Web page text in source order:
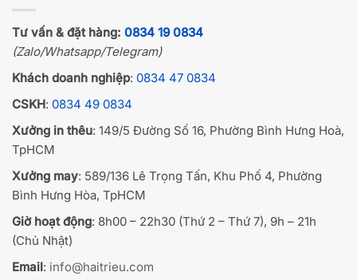
Tư vấn & đặt hàng: 0834 19 0834
(Zalo/Whatsapp/Telegram)
Khách doanh nghiệp: 0834 47 0834
CSKH: 0834 49 0834
Xưởng in thêu: 149/5 Đường Số 16, Phường Bình Hưng Hoà,
TpHCM
Xưởng may: 589/136 Lê Trọng Tấn, Khu Phố 4, Phường
Bình Hưng Hòa, TpHCM
Giờ hoạt động: 8h00 – 22h30 (Thứ 2 – Thứ 7), 9h – 21h
(Chủ Nhật)
Email: info@haitrieu.com